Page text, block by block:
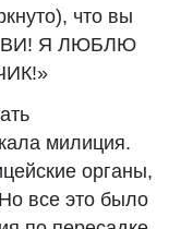
что вы
Я ЛЮБЛЮ
милиция.
органы,
все это было